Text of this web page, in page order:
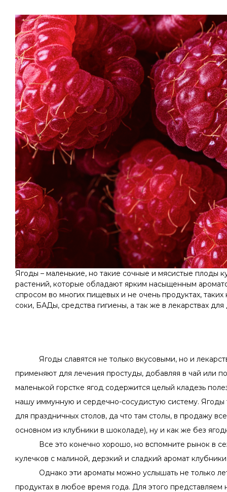
Ягоды – маленькие, но такие сочные и мясистые плоды
растений, которые обладают ярким насыщенным
спросом во многих пищевых и не очень продуктах,
соки, БАДы, средства гигиены, а так же в лекарствах для
Ягоды славятся не только вкусовыми, но и
применяют для лечения простуды, добавляя в чай или
маленькой горстке ягод содержится целый кладезь
нашу иммунную и сердечно-сосудистую систему.
для праздничных столов, да что там столы, в продажу
основном из клубники в шоколаде), ну и как же без
Все это конечно хорошо, но вспомните рынок в
кулечков с малиной, дерзкий и сладкий аромат
Однако эти ароматы можно услышать не только
продуктах в любое время года. Для этого